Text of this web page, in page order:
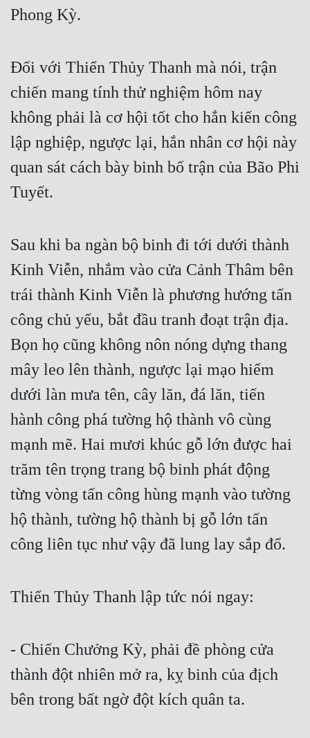
Phong Kỳ.
Đối với Thiển Thủy Thanh mà nói, trận
chiến mang tính thử nghiệm hôm nay
không phải là cơ hội tốt cho hắn kiến công
lập nghiệp, ngược lại, hắn nhân cơ hội này
quan sát cách bày binh bố trận của Bão Phi
Tuyết.
Sau khi ba ngàn bộ binh đi tới dưới thành
Kinh Viễn, nhắm vào cửa Cảnh Thâm bên
trái thành Kinh Viễn là phương hướng tấn
công chủ yếu, bắt đầu tranh đoạt trận địa.
Bọn họ cũng không nôn nóng dựng thang
mây leo lên thành, ngược lại mạo hiểm
dưới làn mưa tên, cây lăn, đá lăn, tiến
hành công phá tường hộ thành vô cùng
mạnh mẽ. Hai mươi khúc gỗ lớn được hai
trăm tên trọng trang bộ binh phát động
từng vòng tấn công hùng mạnh vào tường
hộ thành, tường hộ thành bị gỗ lớn tấn
công liên tục như vậy đã lung lay sắp đổ.
Thiển Thủy Thanh lập tức nói ngay:
- Chiến Chưởng Kỳ, phải đề phòng cửa
thành đột nhiên mở ra, kỵ binh của địch
bên trong bất ngờ đột kích quân ta.